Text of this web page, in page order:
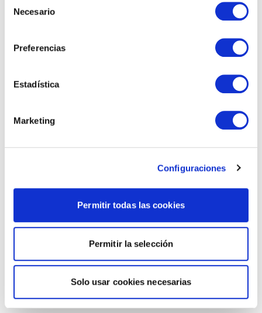
Necesario
Preferencias
Estadística
Marketing
Configuraciones
Permitir todas las cookies
Permitir la selección
Solo usar cookies necesarias